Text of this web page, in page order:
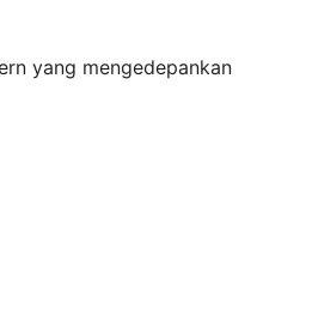
yang mengedepankan